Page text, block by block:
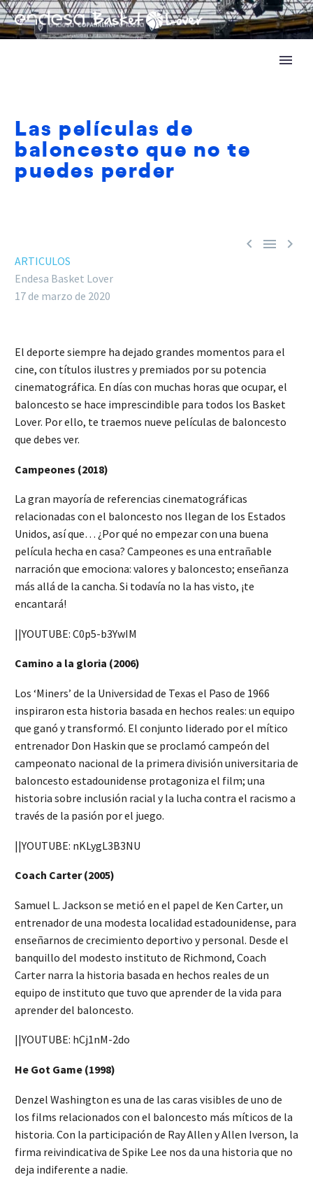
Las películas de
baloncesto que no te
puedes perder
  
ARTICULOS
Endesa Basket Lover
17 de marzo de 2020
El deporte siempre ha dejado grandes momentos para el
cine, con títulos ilustres y premiados por su potencia
cinematográfica. En días con muchas horas que ocupar, el
baloncesto se hace imprescindible para todos los Basket
Lover. Por ello, te traemos nueve películas de baloncesto
que debes ver.
Campeones (2018)
La gran mayoría de referencias cinematográficas
relacionadas con el baloncesto nos llegan de los Estados
Unidos, así que… ¿Por qué no empezar con una buena
película hecha en casa? Campeones es una entrañable
narración que emociona: valores y baloncesto; enseñanza
más allá de la cancha. Si todavía no la has visto, ¡te
encantará!
||YOUTUBE: C0p5-b3YwIM
Camino a la gloria (2006)
Los ‘Miners’ de la Universidad de Texas el Paso de 1966
inspiraron esta historia basada en hechos reales: un equipo
que ganó y transformó. El conjunto liderado por el mítico
entrenador Don Haskin que se proclamó campeón del
campeonato nacional de la primera división universitaria de
baloncesto estadounidense protagoniza el film; una
historia sobre inclusión racial y la lucha contra el racismo a
través de la pasión por el juego.
||YOUTUBE: nKLygL3B3NU
Coach Carter (2005)
Samuel L. Jackson se metió en el papel de Ken Carter, un
entrenador de una modesta localidad estadounidense, para
enseñarnos de crecimiento deportivo y personal. Desde el
banquillo del modesto instituto de Richmond, Coach
Carter narra la historia basada en hechos reales de un
equipo de instituto que tuvo que aprender de la vida para
aprender del baloncesto.
||YOUTUBE: hCj1nM-2do
He Got Game (1998)
Denzel Washington es una de las caras visibles de uno de
los films relacionados con el baloncesto más míticos de la
historia. Con la participación de Ray Allen y Allen Iverson, la
firma reivindicativa de Spike Lee nos da una historia que no
deja indiferente a nadie.